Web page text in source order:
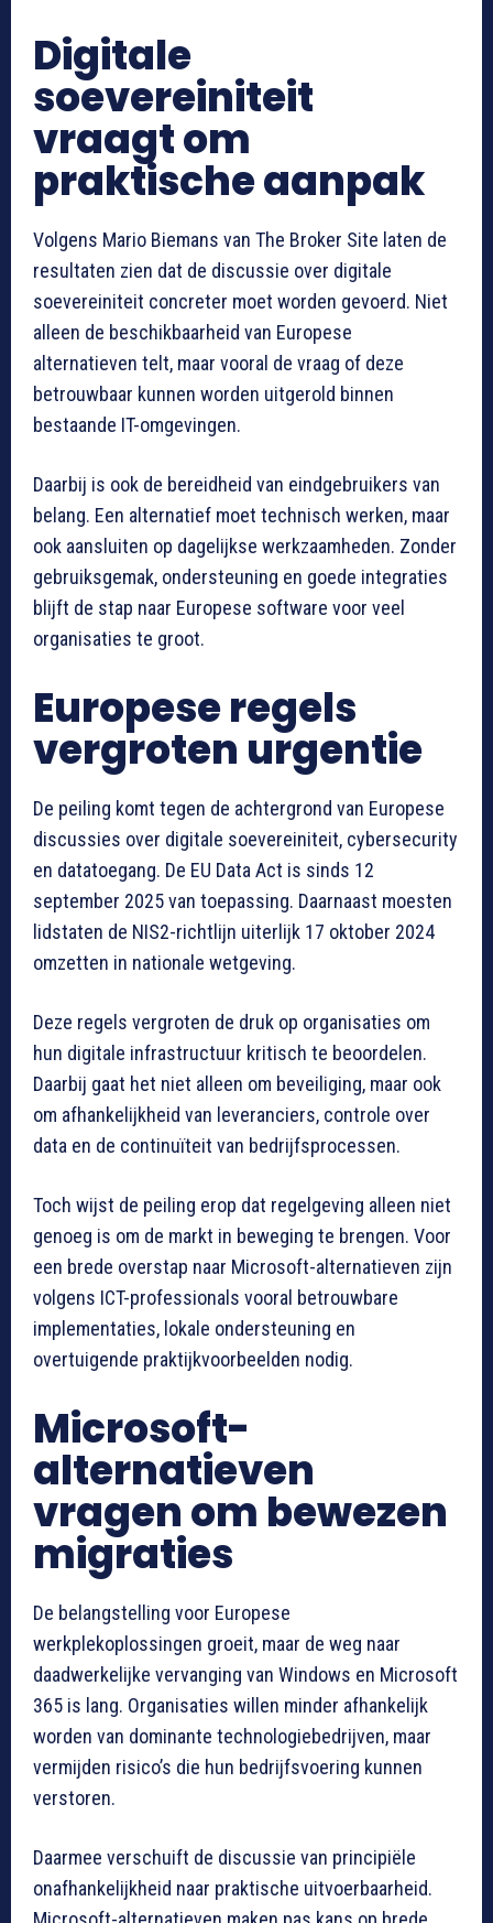
Digitale
soevereiniteit
vraagt om
praktische aanpak
Volgens Mario Biemans van The Broker Site laten de
resultaten zien dat de discussie over digitale
soevereiniteit concreter moet worden gevoerd. Niet
alleen de beschikbaarheid van Europese
alternatieven telt, maar vooral de vraag of deze
betrouwbaar kunnen worden uitgerold binnen
bestaande IT-omgevingen.
Daarbij is ook de bereidheid van eindgebruikers van
belang. Een alternatief moet technisch werken, maar
ook aansluiten op dagelijkse werkzaamheden. Zonder
gebruiksgemak, ondersteuning en goede integraties
blijft de stap naar Europese software voor veel
organisaties te groot.
Europese regels
vergroten urgentie
De peiling komt tegen de achtergrond van Europese
discussies over digitale soevereiniteit, cybersecurity
en datatoegang. De EU Data Act is sinds 12
september 2025 van toepassing. Daarnaast moesten
lidstaten de NIS2-richtlijn uiterlijk 17 oktober 2024
omzetten in nationale wetgeving.
Deze regels vergroten de druk op organisaties om
hun digitale infrastructuur kritisch te beoordelen.
Daarbij gaat het niet alleen om beveiliging, maar ook
om afhankelijkheid van leveranciers, controle over
data en de continuïteit van bedrijfsprocessen.
Toch wijst de peiling erop dat regelgeving alleen niet
genoeg is om de markt in beweging te brengen. Voor
een brede overstap naar Microsoft-alternatieven zijn
volgens ICT-professionals vooral betrouwbare
implementaties, lokale ondersteuning en
overtuigende praktijkvoorbeelden nodig.
Microsoft-
alternatieven
vragen om bewezen
migraties
De belangstelling voor Europese
werkplekoplossingen groeit, maar de weg naar
daadwerkelijke vervanging van Windows en Microsoft
365 is lang. Organisaties willen minder afhankelijk
worden van dominante technologiebedrijven, maar
vermijden risico’s die hun bedrijfsvoering kunnen
verstoren.
Daarmee verschuift de discussie van principiële
onafhankelijkheid naar praktische uitvoerbaarheid.